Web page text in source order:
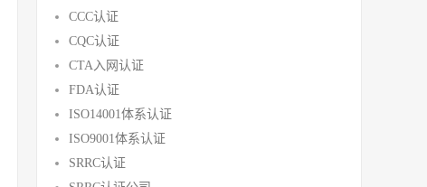
CCC认证
CQC认证
CTA入网认证
FDA认证
ISO14001体系认证
ISO9001体系认证
SRRC认证